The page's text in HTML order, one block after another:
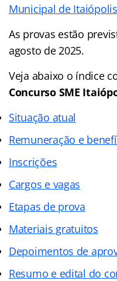
Municipal de
As provas estão
agosto de 2025.
Veja abaixo o índice
Concurso SME
Situação atual
Remuneração e
Inscrições
Cargos e vagas
Etapas de prova
Materiais gratuitos
Depoimentos de
Resumo e edital do